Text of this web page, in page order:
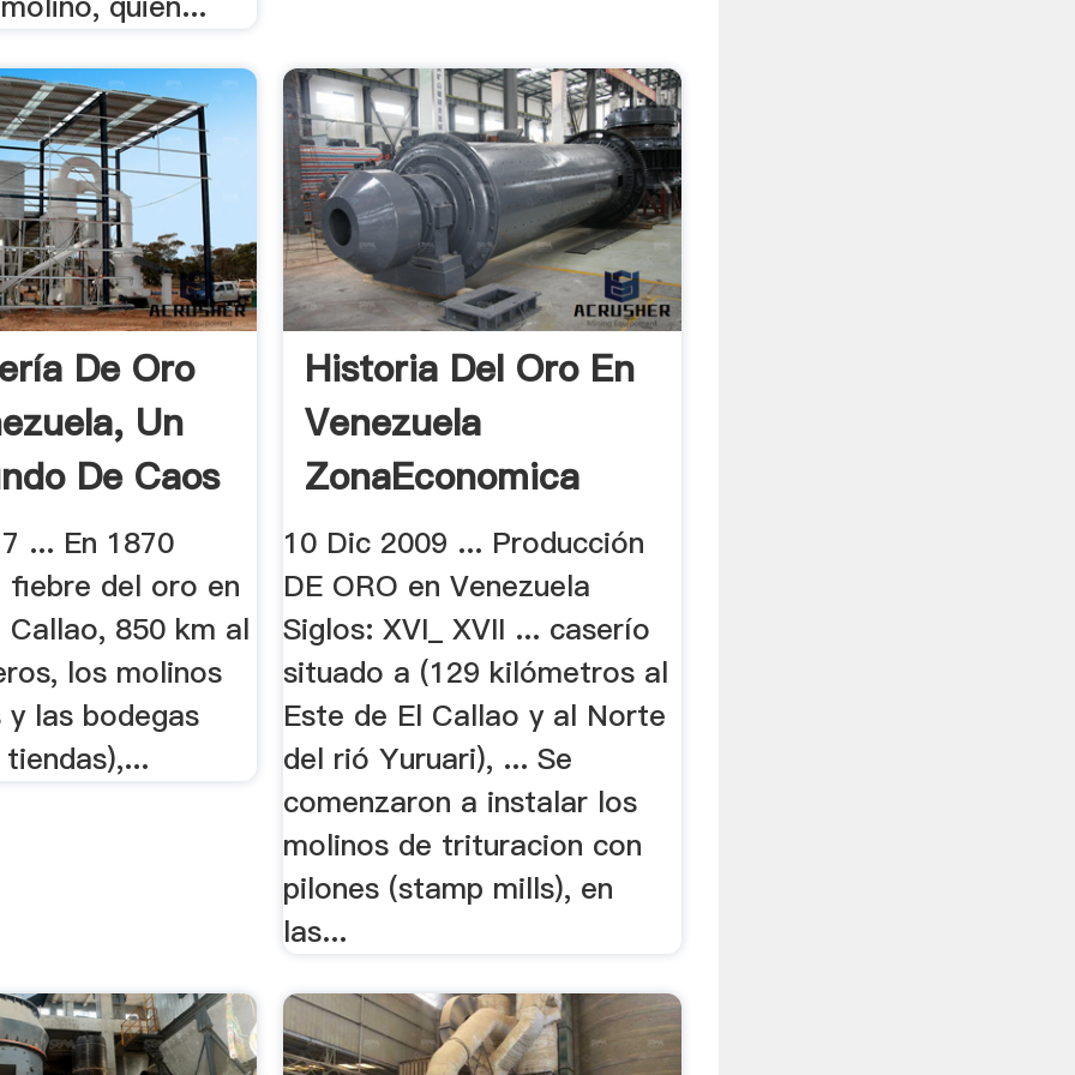
De Oro
Un
De Caos
... En 1870
fiebre del oro en
Callao, 850 km al
los molinos
y las bodegas
Historia Del Oro En
Venezuela
ZonaEconomica
10 Dic 2009 ... Producción
DE ORO en Venezuela
Siglos: XVI_ XVII ... caserío
situado a (129 kilómetros al
Este de El Callao y al Norte
del rió Yuruari), ... Se
comenzaron a instalar los
molinos de trituracion con
pilones (stamp mills), en
las...